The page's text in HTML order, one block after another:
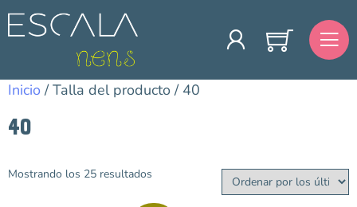
Inicio / Talla del producto / 40
40
Mostrando los 25 resultados